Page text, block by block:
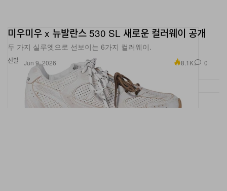
신발
미우미우 x 뉴발란스 530 SL 새로운 컬러웨이 공개
두 가지 실루엣으로 선보이는 6가지 컬러웨이.
Jun 9, 2026 8.1K 0